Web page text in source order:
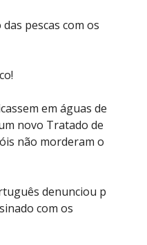
pescas com os
em águas de
novo Tratado de
não morderam o
denunciou p
com os